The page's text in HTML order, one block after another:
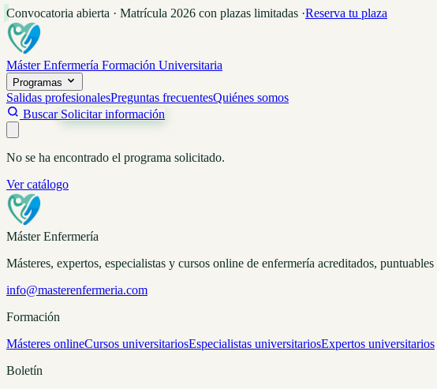
Convocatoria abierta · Matrícula 2026 con plazas limitadas ·Reserva tu plaza
Máster Enfermería Formación Universitaria
Programas
Salidas profesionalesPreguntas frecuentesQuiénes somos
Buscar Solicitar información
No se ha encontrado el programa solicitado.
Ver catálogo
Máster Enfermería
Másteres, expertos, especialistas y cursos online de enfermería acreditados,
info@masterenfermeria.com
Formación
Másteres onlineCursos universitariosEspecialistas universitariosExpertos universitarios
Boletín